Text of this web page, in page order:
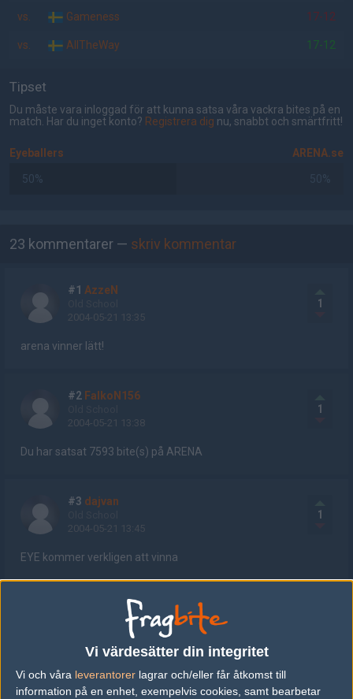
Vi värdesätter din integritet
Vi och våra leverantorer lagrar och/eller får åtkomst till
information på en enhet, exempelvis cookies, samt bearbetar
vs. Gameness 17-12
vs. AllTheWay 17-12
Tipset
Du måste vara inloggad för att kunna satsa våra vackra bites på en
match. Har du inget konto? Registrera dig nu, snabbt och smärtfritt!
Eyeballers ARENA.se
50% 50%
23 kommentarer — skriv kommentar
#1 AzzeN
2004-05-21 13:35
1
arena vinner lätt!
#2 FalkoN156
2004-05-21 13:38
1
Du har satsat 7593 bite(s) på ARENA
#3 dajvan
2004-05-21 13:45
1
EYE kommer verkligen att vinna
2004-05-21 13:49